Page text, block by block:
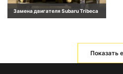
Замена двигателя Subaru Tribeca
Показать